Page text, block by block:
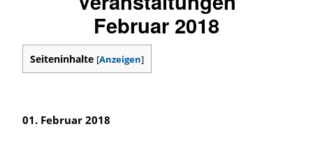
Februar 2018
Seiteninhalte [Anzeigen]
01. Februar 2018